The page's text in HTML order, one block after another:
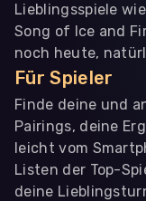
Lieblingsspiele
Song of Ice and
noch heute,
Für Spieler
Finde deine und
Pairings, deine
leicht vom
Listen der Top-
deine